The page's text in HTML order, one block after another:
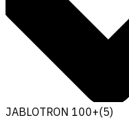
JABLOTRON 100+(5)